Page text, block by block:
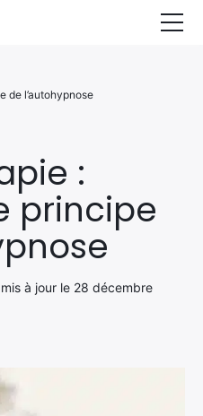
:
principe
à jour le 28 décembre
de l’autohypnose